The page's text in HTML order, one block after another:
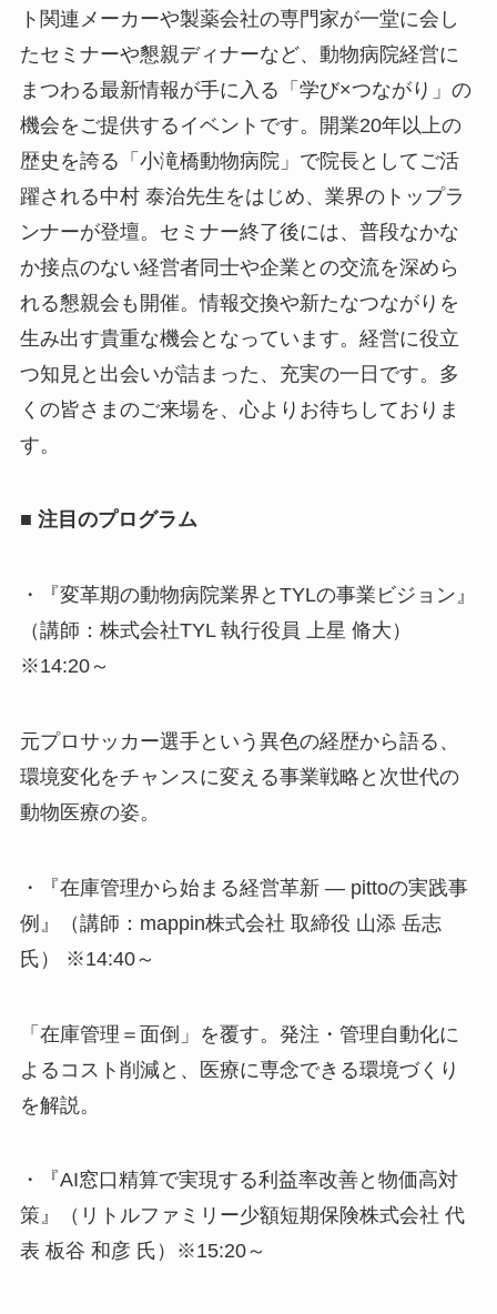
ト関連メーカーや製薬会社の専門家が一堂に会し
たセミナーや懇親ディナーなど、動物病院経営に
まつわる最新情報が手に入る「学び×つながり」の
機会をご提供するイベントです。開業20年以上の
歴史を誇る「小滝橋動物病院」で院長としてご活
躍される中村 泰治先生をはじめ、業界のトップラ
ンナーが登壇。セミナー終了後には、普段なかな
か接点のない経営者同士や企業との交流を深めら
れる懇親会も開催。情報交換や新たなつながりを
生み出す貴重な機会となっています。経営に役立
つ知見と出会いが詰まった、充実の一日です。多
くの皆さまのご来場を、心よりお待ちしておりま
す。
■ 注目のプログラム
・『変革期の動物病院業界とTYLの事業ビジョン』
（講師：株式会社TYL 執行役員 上星 脩大）
※14:20～
元プロサッカー選手という異色の経歴から語る、
環境変化をチャンスに変える事業戦略と次世代の
動物医療の姿。
・『在庫管理から始まる経営革新 ― pittoの実践事
例』（講師：mappin株式会社 取締役 山添 岳志
氏） ※14:40～
「在庫管理＝面倒」を覆す。発注・管理自動化に
よるコスト削減と、医療に専念できる環境づくり
を解説。
・『AI窓口精算で実現する利益率改善と物価高対
策』（リトルファミリー少額短期保険株式会社 代
表 板谷 和彦 氏）※15:20～